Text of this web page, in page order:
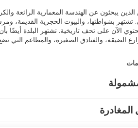
الذين يبحثون عن الهندسة المعمارية الرائعة
تشتهر بشواطئها، والبيوت الحجرية القديمة،
الآن على تحف تاريخية. تشتهر البلدة أيضًا بأن
الضيقة، والفنادق الصغيرة، والمطاعم
المغادرة